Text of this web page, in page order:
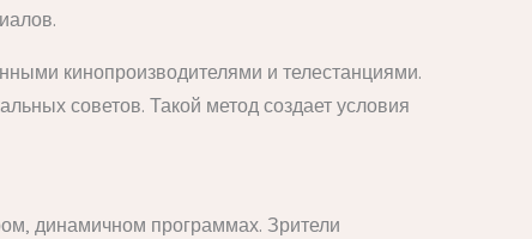
кинопроизводителями и телестанциями.
советов. Такой метод создает условия
динамичном программах. Зрители